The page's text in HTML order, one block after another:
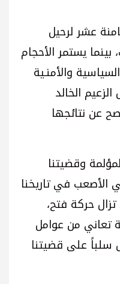
عشر لرحيل
بينما يستمر الأحجام
والأمنـية
الزعيم الخالد
عن نتائجها
وقضيتنا
الأصعب في تاريخنا
حركة فتح،
تعاني من عوامل
سلباً على قضيتنا